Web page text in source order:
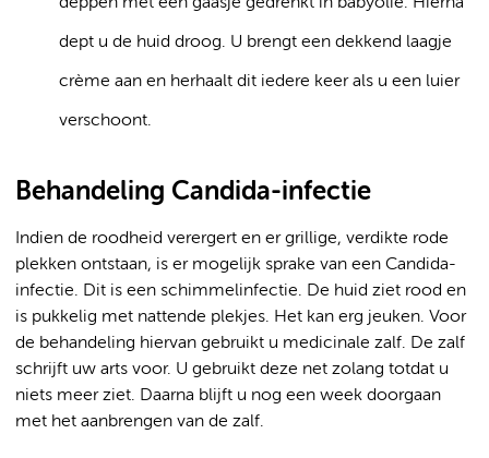
dept u de huid droog. U brengt een dekkend laagje
crème aan en herhaalt dit iedere keer als u een luier
verschoont.
Behandeling Candida-infectie
Indien de roodheid verergert en er grillige, verdikte rode
plekken ontstaan, is er mogelijk sprake van een Candida-
infectie. Dit is een schimmelinfectie. De huid ziet rood en
is pukkelig met nattende plekjes. Het kan erg jeuken. Voor
de behandeling hiervan gebruikt u medicinale zalf. De zalf
schrijft uw arts voor. U gebruikt deze net zolang totdat u
niets meer ziet. Daarna blijft u nog een week doorgaan
met het aanbrengen van de zalf.